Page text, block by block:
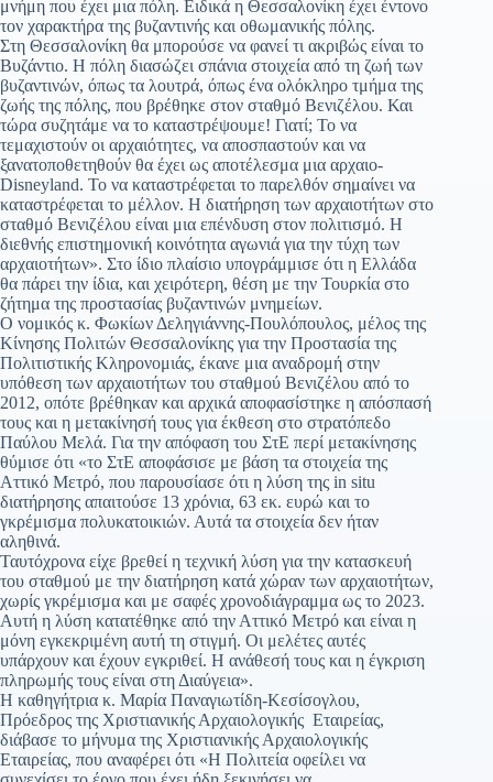
μνήμη που έχει μια πόλη. Ειδικά η Θεσσαλονίκη έχει έντονο
τον χαρακτήρα της βυζαντινής και οθωμανικής πόλης.
Στη Θεσσαλονίκη θα μπορούσε να φανεί τι ακριβώς είναι το
Βυζάντιο. Η πόλη διασώζει σπάνια στοιχεία από τη ζωή των
βυζαντινών, όπως τα λουτρά, όπως ένα ολόκληρο τμήμα της
ζωής της πόλης, που βρέθηκε στον σταθμό Βενιζέλου. Και
τώρα συζητάμε να το καταστρέψουμε! Γιατί; Το να
τεμαχιστούν οι αρχαιότητες, να αποσπαστούν και να
ξανατοποθετηθούν θα έχει ως αποτέλεσμα μια αρχαιο-
Disneyland. Το να καταστρέφεται το παρελθόν σημαίνει να
καταστρέφεται το μέλλον. Η διατήρηση των αρχαιοτήτων στο
σταθμό Βενιζέλου είναι μια επένδυση στον πολιτισμό. Η
διεθνής επιστημονική κοινότητα αγωνιά για την τύχη των
αρχαιοτήτων». Στο ίδιο πλαίσιο υπογράμμισε ότι η Ελλάδα
θα πάρει την ίδια, και χειρότερη, θέση με την Τουρκία στο
ζήτημα της προστασίας βυζαντινών μνημείων.
Ο νομικός κ. Φωκίων Δεληγιάννης-Πουλόπουλος, μέλος της
Κίνησης Πολιτών Θεσσαλονίκης για την Προστασία της
Πολιτιστικής Κληρονομιάς, έκανε μια αναδρομή στην
υπόθεση των αρχαιοτήτων του σταθμού Βενιζέλου από το
2012, οπότε βρέθηκαν και αρχικά αποφασίστηκε η απόσπασή
τους και η μετακίνησή τους για έκθεση στο στρατόπεδο
Παύλου Μελά. Για την απόφαση του ΣτΕ περί μετακίνησης
θύμισε ότι «το ΣτΕ αποφάσισε με βάση τα στοιχεία της
Αττικό Μετρό, που παρουσίασε ότι η λύση της in situ
διατήρησης απαιτούσε 13 χρόνια, 63 εκ. ευρώ και το
γκρέμισμα πολυκατοικιών. Αυτά τα στοιχεία δεν ήταν
αληθινά.
Ταυτόχρονα είχε βρεθεί η τεχνική λύση για την κατασκευή
του σταθμού με την διατήρηση κατά χώραν των αρχαιοτήτων,
χωρίς γκρέμισμα και με σαφές χρονοδιάγραμμα ως το 2023.
Αυτή η λύση κατατέθηκε από την Αττικό Μετρό και είναι η
μόνη εγκεκριμένη αυτή τη στιγμή. Οι μελέτες αυτές
υπάρχουν και έχουν εγκριθεί. Η ανάθεσή τους και η έγκριση
πληρωμής τους είναι στη Διαύγεια».
Η καθηγήτρια κ. Μαρία Παναγιωτίδη-Κεσίσογλου,
Πρόεδρος της Χριστιανικής Αρχαιολογικής Εταιρείας,
διάβασε το μήνυμα της Χριστιανικής Αρχαιολογικής
Εταιρείας, που αναφέρει ότι «Η Πολιτεία οφείλει να